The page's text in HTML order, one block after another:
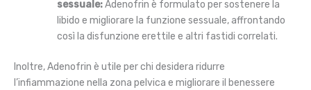
sessuale:Adenofrin è formulato per sostenere la
libido e migliorare la funzione sessuale, affrontando
così la disfunzione erettile e altri fastidi correlati.
Inoltre, Adenofrin è utile per chi desidera ridurre
l’infiammazione nella zona pelvica e migliorare il benessere